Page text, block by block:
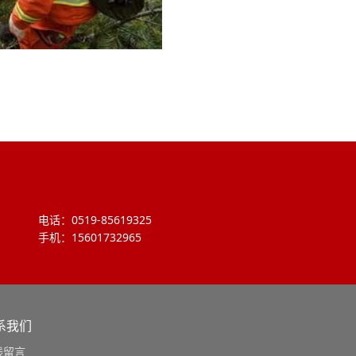
电话：0519-85619325
手机：15601732965
我们
留言